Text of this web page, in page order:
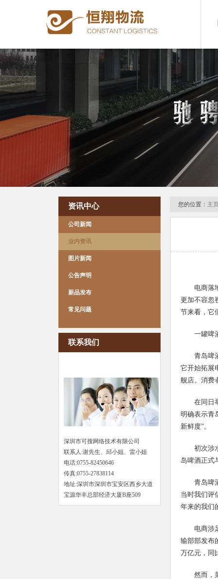
资讯中心
公司新闻
业内资讯
图片新闻
公告声明
新品发布
常见问题
联系我们
深圳市可搜网络技术有限公司
联系人:谢先生、邱小姐、雷小姐
电话:0755-82450646
传真:0755-27838114
地址:深圳市深圳市宝安区西乡大道
宝源华丰总部经济大厦B座509
您的位置： 主
电商落
更加不容忽
节来看，它
一罐啤
青岛啤
它开始拓展
舰店。消费
在同日
明确表示青
新鲜度”。
初次涉
岛啤酒正式
青岛啤
当时我们评
年来的我们
电商涉
输部部发布
万亿元，同
然而，